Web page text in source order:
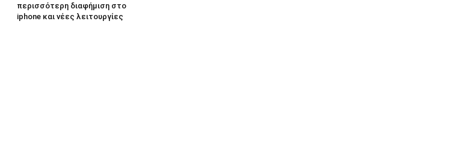
περισσότερη διαφήμιση στο
iphone και νέες λειτουργίες